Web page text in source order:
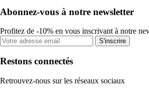
Abonnez-vous à notre newsletter
Profitez de -10% en vous inscrivant à notre
S'inscrire
Restons connectés
Retrouvez-nous sur les réseaux sociaux